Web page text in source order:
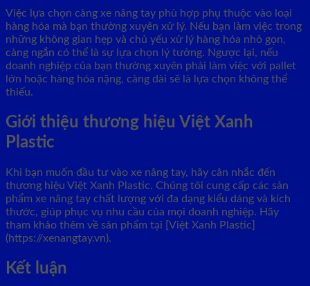
Việc lựa chọn càng xe nâng tay phù hợp phụ thuộc vào loại
hàng hóa mà bạn thường xuyên xử lý. Nếu bạn làm việc trong
những không gian hẹp và chủ yếu xử lý hàng hóa nhỏ gọn,
càng ngắn có thể là sự lựa chọn lý tưởng. Ngược lại, nếu
doanh nghiệp của bạn thường xuyên phải làm việc với pallet
lớn hoặc hàng hóa nặng, càng dài sẽ là lựa chọn không thể
thiếu.
Giới thiệu thương hiệu Việt Xanh
Plastic
Khi bạn muốn đầu tư vào xe nâng tay, hãy cân nhắc đến
thương hiệu Việt Xanh Plastic. Chúng tôi cung cấp các sản
phẩm xe nâng tay chất lượng với đa dạng kiểu dáng và kích
thước, giúp phục vụ nhu cầu của mọi doanh nghiệp. Hãy
tham khảo thêm về sản phẩm tại [Việt Xanh Plastic]
(https://xenangtay.vn).
Kết luận